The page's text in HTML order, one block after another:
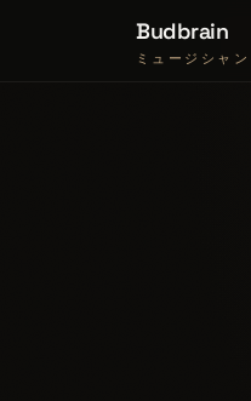
Budbrain
ミュージシ